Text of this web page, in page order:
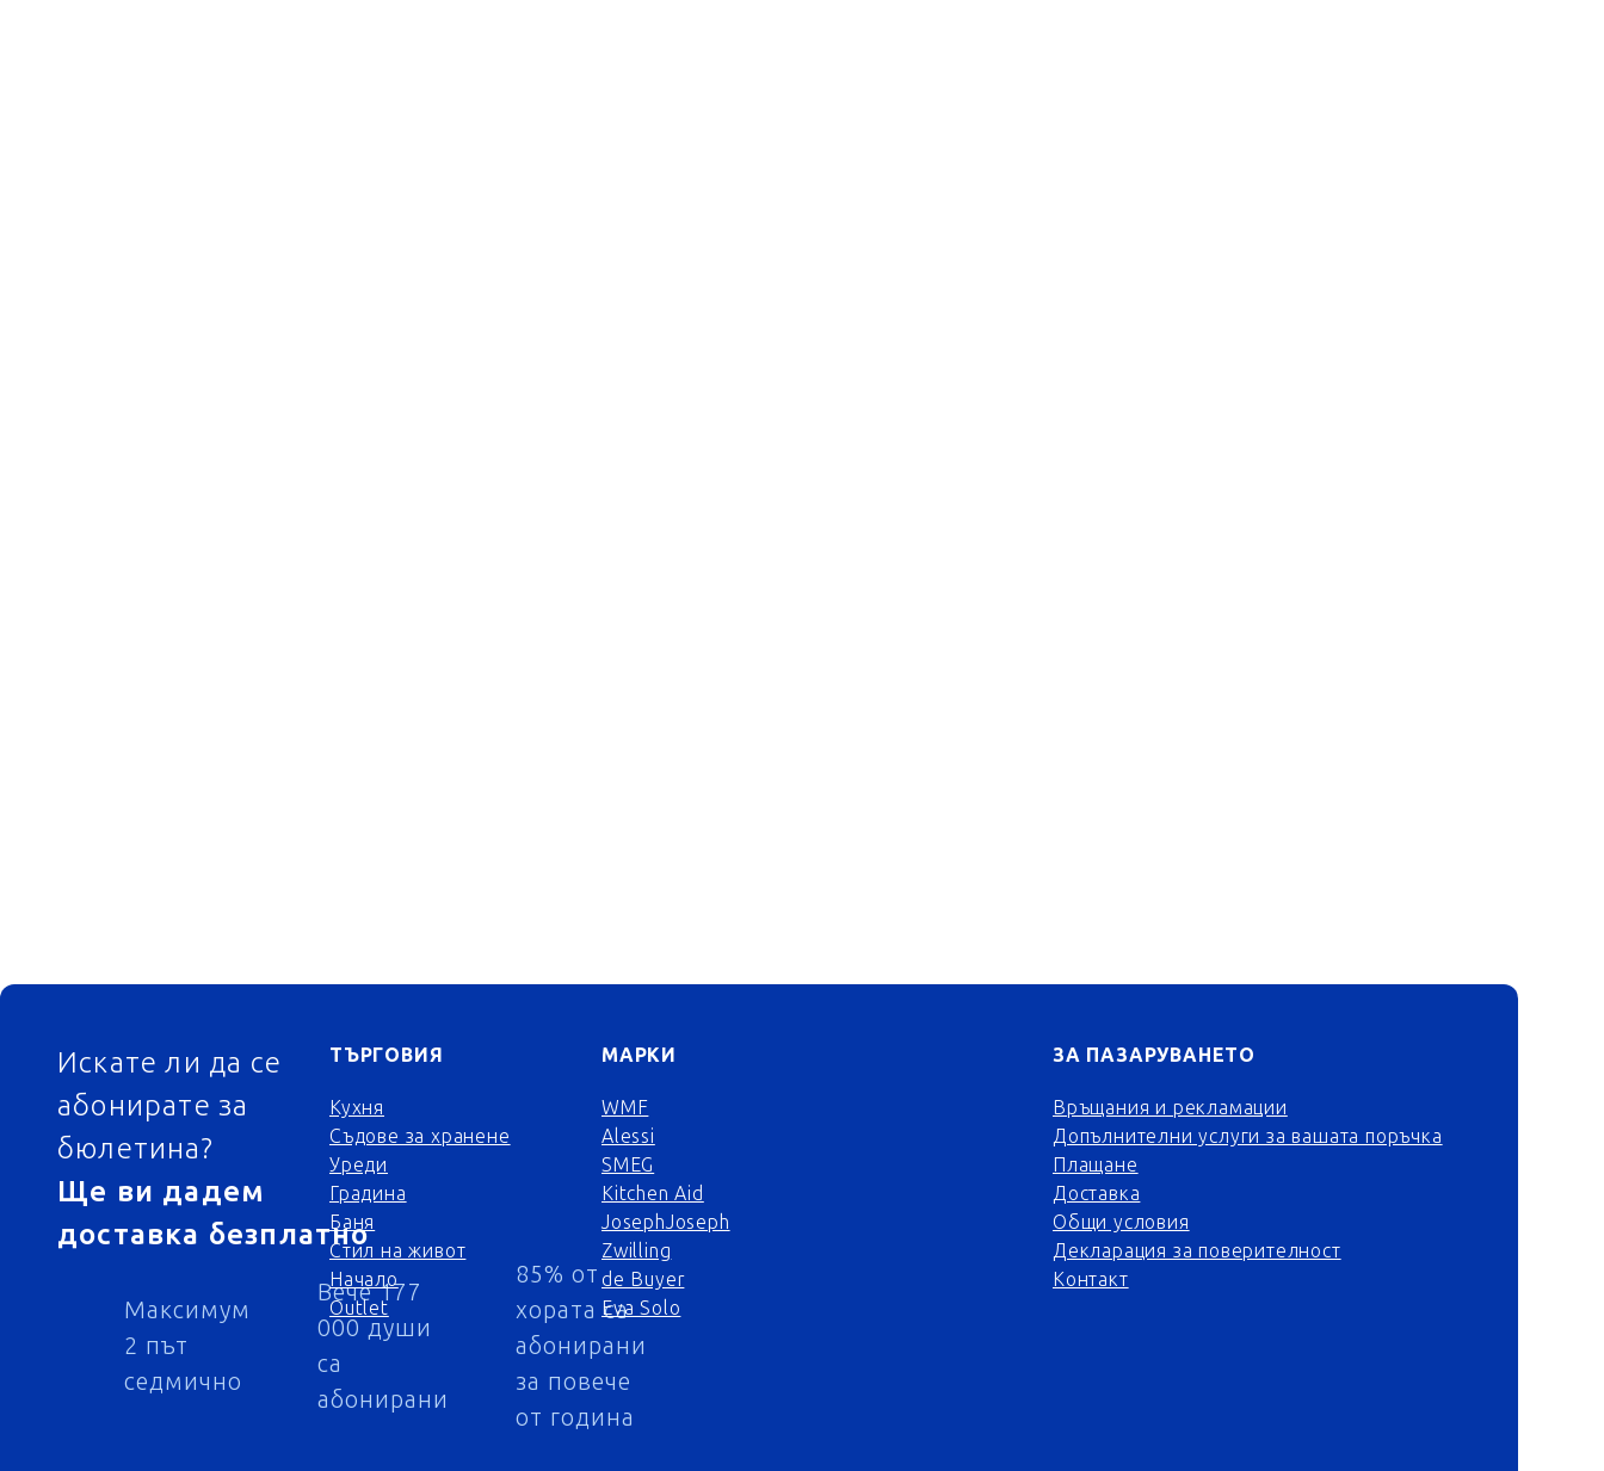
ФУТЕР
Искате ли да се
абонирате за
бюлетина?
Ще ви дадем
доставка безплатно
Максимум
2 път
седмично
Вече 177
000 души
са
абонирани
85% от
хората са
абонирани
за повече
от година
ТЪРГОВИЯ
Кухня
Съдове за хранене
Уреди
Градина
Баня
Стил на живот
Начало
Outlet
МАРКИ
WMF
Alessi
SMEG
Kitchen Aid
JosephJoseph
Zwilling
de Buyer
Eva Solo
ЗА ПАЗАРУВАНЕТО
Връщания и рекламации
Допълнителни услуги за вашата поръчка
Плащане
Доставка
Общи условия
Декларация за поверителност
Контакт